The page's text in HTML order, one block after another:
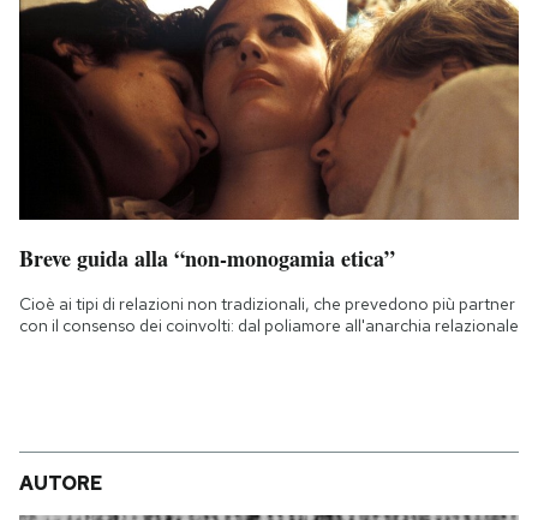
Breve guida alla “non-monogamia etica”
Cioè ai tipi di relazioni non tradizionali, che prevedono più partner
con il consenso dei coinvolti: dal poliamore all'anarchia relazionale
AUTORE